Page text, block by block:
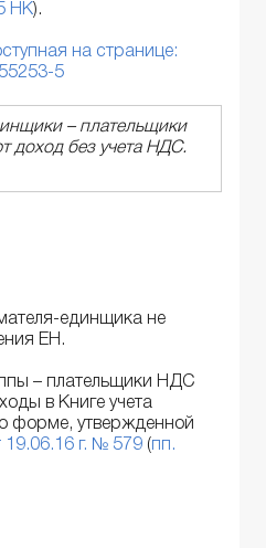
НК).
на странице:
5
– плательщики
доход без учета НДС.
единщика не
ЕН.
– плательщики НДС
в Книге учета
форме, утвержденной
г. № 579 ( пп.